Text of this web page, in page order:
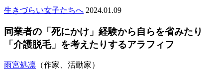
生きづらい女子たちへ 2024.01.09
同業者の「死にかけ」経験から自らを省みたり
「介護脱毛」を考えたりするアラフィフ
雨宮処凛 （作家、活動家）